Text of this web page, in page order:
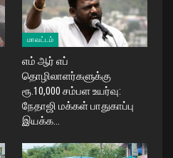
மாவட்டம்
எம் ஆர் எப்
தொழிலாளர்களுக்கு
ரூ.10,000 சம்பள உயர்வு:
நேதாஜி மக்கள் பாதுகாப்பு
இயக்க…